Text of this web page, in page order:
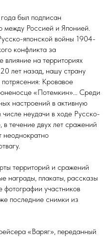
был подписан
между Россией и Японией.
японской войны 1904-
конфликта за
влияние на территориях
лет назад, нашу страну
Кровавое
«Потемкин»... Среди
настроений в активную
неудачи в ходе Русско-
течение двух лет сражений
неоднократно
территорий и сражений
награды, плакаты, рассказы
фотографии участников
последние снимки из
«Варяг», переданный